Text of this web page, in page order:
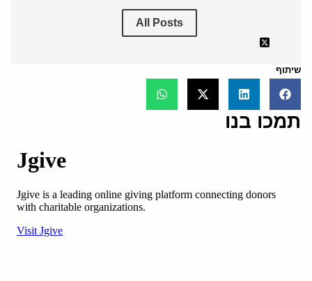
All Posts
שיתוף
תמכו בנו